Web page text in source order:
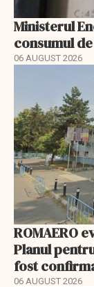
Ministerul
consumul
06 AUGUST 2026
ROMAERO
Planul
fost
06 AUGUST 2026